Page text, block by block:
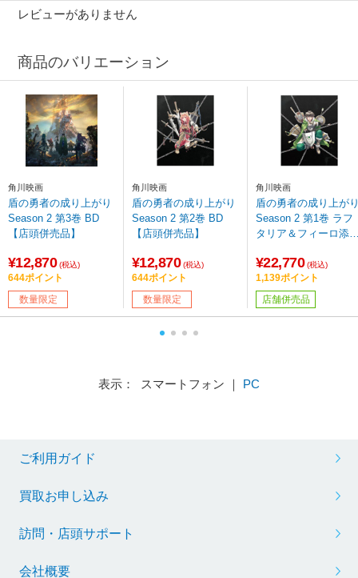
レビューがありません
商品のバリエーション
角川映画
盾の勇者の成り上がり
Season 2 第3巻 BD
【店頭併売品】
¥12,870 (税込)
644ポイント
数量限定
角川映画
盾の勇者の成り上がり
Season 2 第2巻 BD
【店頭併売品】
¥12,870 (税込)
644ポイント
数量限定
角川映画
盾の勇者の成り上が
Season 2 第1巻 ラフ
タリア＆フィーロ添
限定版 BD
¥22,770 (税込)
1,139ポイント
店舗併売品
表示： スマートフォン ｜ PC
ご利用ガイド
買取お申し込み
訪問・店頭サポート
会社概要